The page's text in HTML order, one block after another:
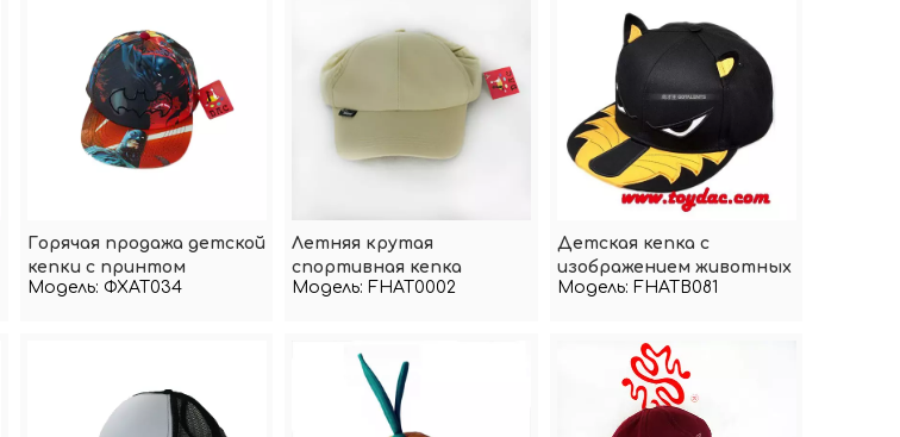
Горячая продажа детской
кепки с принтом
Модель: ФХАТ034
Летняя крутая
спортивная кепка
Модель: FHAT0002
Детская кепка с
изображением животных
в мультяшном стиле
Модель: FHATB081